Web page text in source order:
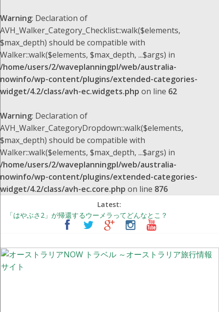
Warning: Declaration of
AVH_Walker_Category_Checklist::walk($elements,
$max_depth) should be compatible with
Walker::walk($elements, $max_depth, ...$args) in
/home/users/2/waveplanningpl/web/australia-
nowinfo/wp-content/plugins/extended-categories-
widget/4.2/class/avh-ec.widgets.php on line 62
Warning: Declaration of
AVH_Walker_CategoryDropdown::walk($elements,
$max_depth) should be compatible with
Walker::walk($elements, $max_depth, ...$args) in
/home/users/2/waveplanningpl/web/australia-
nowinfo/wp-content/plugins/extended-categories-
widget/4.2/class/avh-ec.core.php on line 876
Latest:
「はやぶさ2」が帰還するウーメラってどんなとこ？
シドニーの街中が幻想的な紫色に染まる季節 ～ジャカランダ物語
オーストラリアの非接触型買い物事情 ～レジでの会計不要！完全
に顧客一人で買物完了できる「Scan & Go」と入店不要「ドライブ
スルーClick & Colect」